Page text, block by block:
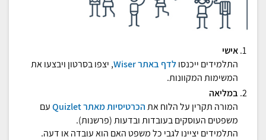
אישי
התלמידים ייכנסולדף באתר Wiser
, יצפו בסרטון ויבצעו את
המשימות המקוונות.
במליאה
המורה תקרין על הלוח אתהכרטיסיות מאתר Quizlet
עם
משפטים העוסקים בעובדות ובדעות (פרשנות).
התלמידים יציינו לגבי כל משפט האם הוא עובדה או דעה.